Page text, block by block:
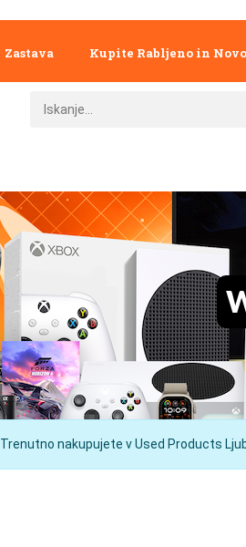
Zastava Kupite Rabljeno in Novo
Trenutno nakupujete v Used Products